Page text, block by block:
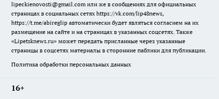
lipeckienovosti@gmail.com или же в сообщениях для официальных
страницах в социальных сетях https://vk.com/lip48news,
https://t.me/abireglip автоматически будет являться согласием на их
размещение на сайте и на страницах в указанных соцсетях. Также
«Lipetsknews.ru» может передать присланные через указанные
страницы в соцсетях материалы в сторонние паблики для публикации.
Политика обработки персональных данных
16+